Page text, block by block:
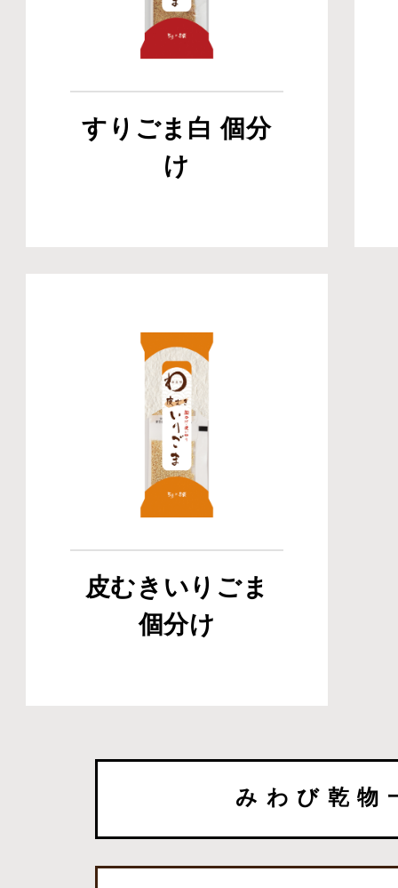
すりごま白 個分
け
皮むきいりごま
個分け
みわび乾物